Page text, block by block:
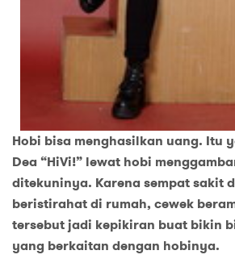
Hobi bisa menghasilkan uang. Itu
Dea “HiVi!” lewat hobi
ditekuninya. Karena sempat sakit
beristirahat di rumah, cewek
tersebut jadi kepikiran buat bikin
yang berkaitan dengan hobinya.